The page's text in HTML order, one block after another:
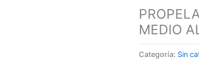
MEDIO
Categoría: Sin